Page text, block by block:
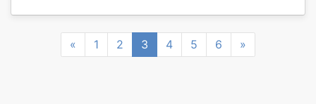
« Previous
1 2 3 4 5 6 »